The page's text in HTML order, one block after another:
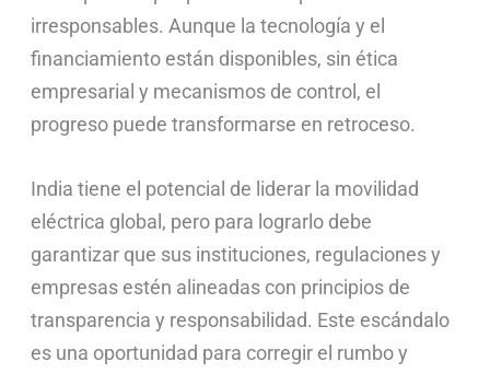
irresponsables. Aunque la tecnología y el
financiamiento están disponibles, sin ética
empresarial y mecanismos de control, el
progreso puede transformarse en retroceso.
India tiene el potencial de liderar la movilidad
eléctrica global, pero para lograrlo debe
garantizar que sus instituciones, regulaciones y
empresas estén alineadas con principios de
transparencia y responsabilidad. Este escándalo
es una oportunidad para corregir el rumbo y